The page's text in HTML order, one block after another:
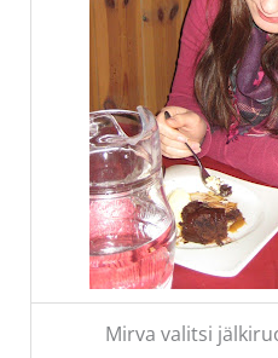
Mirva valitsi